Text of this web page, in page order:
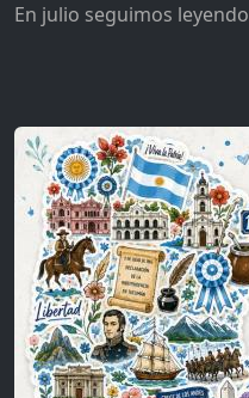
En julio seguimos leyendo